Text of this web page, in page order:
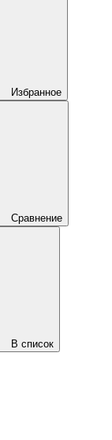
Избранное
Сравнение
В список